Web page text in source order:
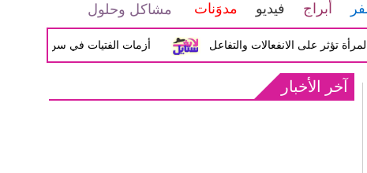
أبراج فيديو مدوَنات مشاكل وحلول
أزمات الفتيات في سن المراهقة بين على الانفعالات والتفاعل
آخر الأخبار